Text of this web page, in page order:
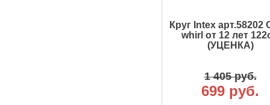
Круг Intex арт.58202
whirl от 12 лет
(УЦЕНКА)
1 405 руб.
699 руб.